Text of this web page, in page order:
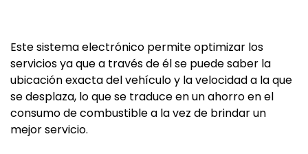
Este sistema electrónico permite optimizar los
servicios ya que a través de él se puede saber la
ubicación exacta del vehículo y la velocidad a la que
se desplaza, lo que se traduce en un ahorro en el
consumo de combustible a la vez de brindar un
mejor servicio.